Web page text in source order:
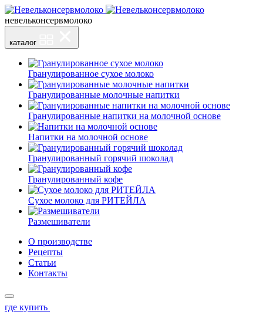
невельконсервмолоко
каталог
Гранулированное сухое молоко
Гранулированные молочные напитки
Гранулированные напитки на молочной основе
Напитки на молочной основе
Гранулированный горячий шоколад
Гранулированный кофе
Сухое молоко для РИТЕЙЛА
Размешиватели
О производстве
Рецепты
Статьи
Контакты
где купить